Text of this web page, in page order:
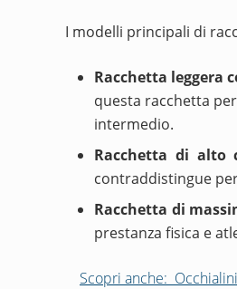
I modelli principali di
Racchetta leggera
questa racchetta
intermedio.
Racchetta di alto
contraddistingue
Racchetta di
prestanza fisica e
Scopri anche: